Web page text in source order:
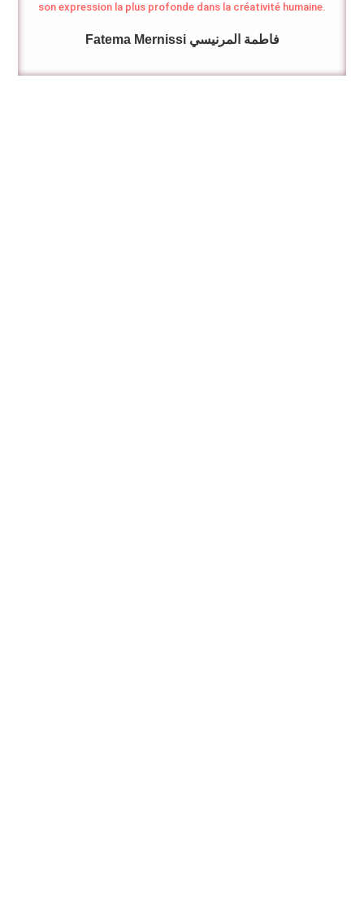
son expression la plus profonde dans la créativité humaine.
Fatema Mernissi فاطمة المرنيسي